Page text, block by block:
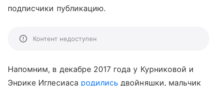
подписчики публикацию.
Контент недоступен
Напомним, в декабре 2017 года у Курниковой и
Энрике Иглесиаса родились двойняшки, мальчик